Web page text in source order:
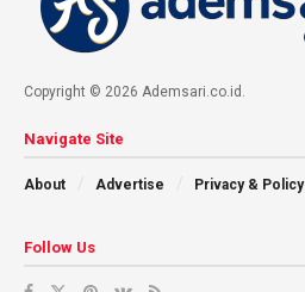
Copyright © 2026 Ademsari.co.id.
Navigate Site
About Advertise Privacy & Policy
Follow Us